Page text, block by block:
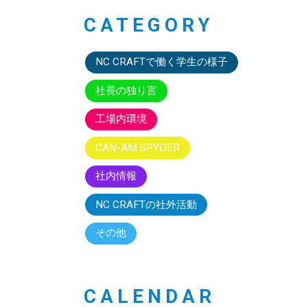
CATEGORY
NC CRAFTで働く学生の様子
社長の独り言
工場内環境
CAN-AM SPYDER
社内情報
NC CRAFTの社外活動
その他
CALENDAR